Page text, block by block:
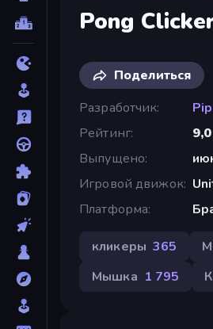
Pong
Поделиться
Разработчик
Рейтинг
9,0
Выпущено
Игровой движок
Платформа
кликеры 365
Мышка 1 795